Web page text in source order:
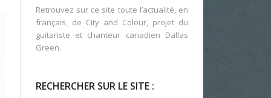
Retrouvez sur ce site toute l’actualité, en
français, de City and Colour, projet du
guitariste et chanteur canadien Dallas
Green.
RECHERCHER SUR LE SITE :